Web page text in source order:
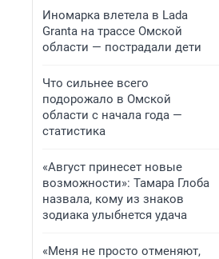
Иномарка влетела в Lada
Granta на трассе Омской
области — пострадали дети
Что сильнее всего
подорожало в Омской
области с начала года —
статистика
«Август принесет новые
возможности»: Тамара Глоба
назвала, кому из знаков
зодиака улыбнется удача
«Меня не просто отменяют,